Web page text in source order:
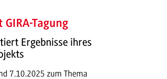
Tagung
Ergebnisse ihres
7.10.2025 zum Thema